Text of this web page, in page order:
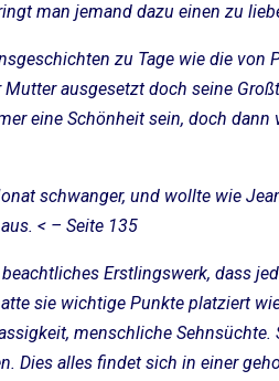
man jemand dazu einen zu
zu Tage wie die von
Mutter ausgesetzt doch seine
eine Schönheit sein, doch dann
schwanger, und wollte wie
< – Seite 135
Erstlingswerk, dass
sie wichtige Punkte platziert
menschliche
Dies alles findet sich in einer